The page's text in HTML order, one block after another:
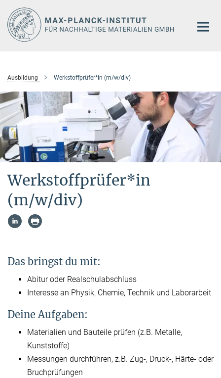
Hauptinhalt
Ausbildung Werkstoffprüfer*in (m/w/div)
Werkstoffprüfer*in
(m/w/div)
Das bringst du mit:
Abitur oder Realschulabschluss
Interesse an Physik, Chemie, Technik und Laborarbeit
Deine Aufgaben:
Materialien und Bauteile prüfen (z.B. Metalle,
Kunststoffe)
Messungen durchführen, z.B. Zug-, Druck-, Härte- oder
Bruchprüfungen